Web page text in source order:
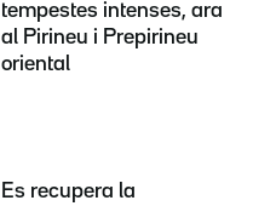
tempestes intenses, ara
al Pirineu i Prepirineu
oriental
Es recupera la